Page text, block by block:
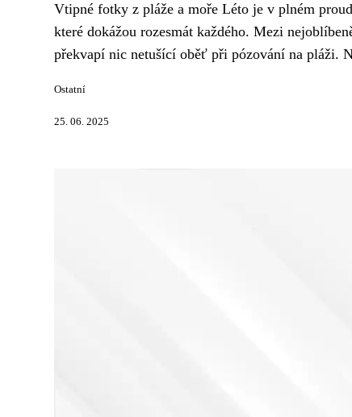
Vtipné fotky z pláže a moře Léto je v plném
které dokážou rozesmát každého. Mezi
překvapí nic netušící oběť při pózování na pláži.
Ostatní
25. 06. 2025